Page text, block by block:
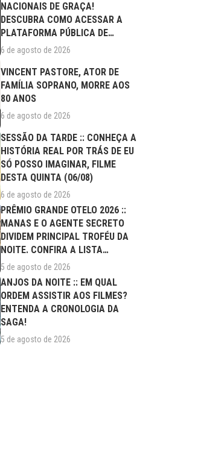
NACIONAIS DE GRAÇA!
DESCUBRA COMO ACESSAR A
PLATAFORMA PÚBLICA DE
STREAMING
6 de agosto de 2026
VINCENT PASTORE, ATOR DE
FAMÍLIA SOPRANO, MORRE AOS
80 ANOS
6 de agosto de 2026
SESSÃO DA TARDE :: CONHEÇA A
HISTÓRIA REAL POR TRÁS DE EU
SÓ POSSO IMAGINAR, FILME
DESTA QUINTA (06/08)
6 de agosto de 2026
PRÊMIO GRANDE OTELO 2026 ::
MANAS E O AGENTE SECRETO
DIVIDEM PRINCIPAL TROFÉU DA
NOITE. CONFIRA A LISTA
COMPLETA DE...
5 de agosto de 2026
ANJOS DA NOITE :: EM QUAL
ORDEM ASSISTIR AOS FILMES?
ENTENDA A CRONOLOGIA DA
SAGA!
5 de agosto de 2026